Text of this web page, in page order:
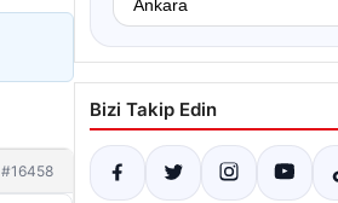
#16458
Bizi Takip Edin